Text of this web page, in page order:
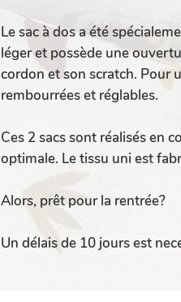
Le sac à dos a été
léger et possède une
cordon et son scratch. Pour
rembourrées et réglables.
Ces 2 sacs sont réalisés en
optimale. Le tissu uni est
Alors, prêt pour la rentrée?
Un délais de 10 jours est